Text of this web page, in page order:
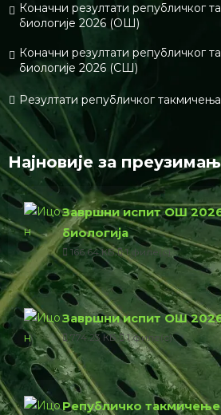
Коначни резултати републичког
биологије 2026 (ОШ)
Коначни резултати републичког
биологије 2026 (СШ)
Резултати републичког
Најновије за
Завршни испит ОШ
биологија
166.64 КБ 1 филе(с)
Завршни испит ОШ
774.23 КБ 1 филе(с)
Републичко